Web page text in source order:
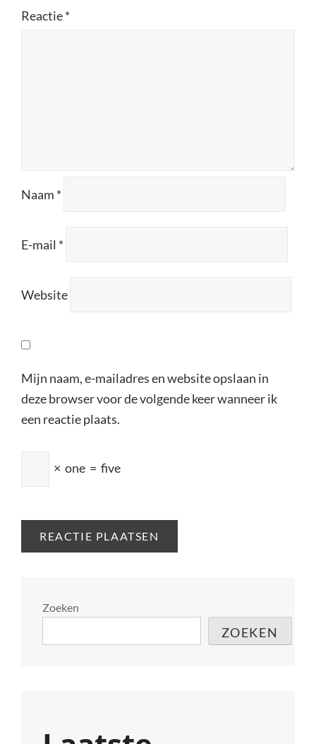
Reactie*
Naam *
E-mail *
Website
Mijn naam, e-mailadres en website opslaan in
deze browser voor de volgende keer wanneer ik
een reactie plaats.
× one = five
Zoeken
ZOEKEN